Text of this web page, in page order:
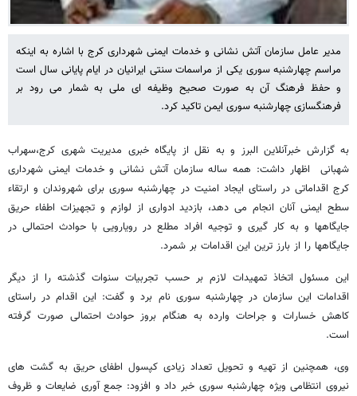
مدیر عامل سازمان آتش نشانی و خدمات ایمنی شهرداری کرج با اشاره به اینکه
مراسم چهارشنبه سوری یکی از مراسمات سنتی ایرانیان در ایام پایانی سال است
و حفظ فرهنگ آن به صورت صحیح وظیفه ای ملی به شمار می رود بر
فرهنگسازی چهارشنبه سوری ایمن تاکید کرد.
به گزارش خبرآنلاین البرز و به نقل از پایگاه خبری مدیریت شهری کرج،سهراب
شهبانی اظهار داشت: همه ساله سازمان آتش نشانی و خدمات ایمنی شهرداری
کرج اقداماتی در راستای ایجاد امنیت در چهارشنبه سوری برای شهروندان و ارتقاء
سطح ایمنی آنان انجام می دهد، بازدید ادواری از لوازم و تجهیزات اطفاء حریق
جایگاهها و به کار گیری و توجیه افراد مطلع در رویارویی با حوادث احتمالی در
جایگاهها را از بارز ترین این اقدامات بر شمرد.
این مسئول اتخاذ تمهیدات لازم بر حسب تجربیات سنوات گذشته را از دیگر
اقدامات این سازمان در چهارشنبه سوری نام برد و گفت: این اقدام در راستای
کاهش خسارات و جراحات وارده به هنگام بروز حوادث احتمالی صورت گرفته
است.
وی، همچنین از تهیه و تحویل تعداد زیادی کپسول اطفای حریق به گشت های
نیروی انتظامی ویژه چهارشنبه سوری خبر داد و افزود: جمع آوری ضایعات و ظروف